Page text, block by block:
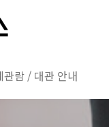
람 / 대관 안내